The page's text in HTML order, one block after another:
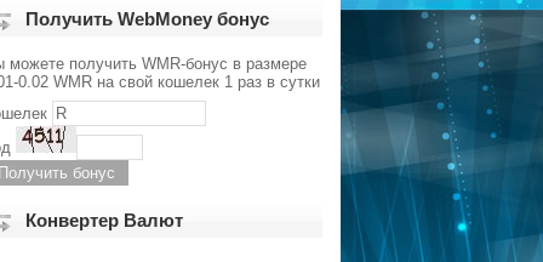
Получить WebMoney бонус
можете получить WMR-бонус в размере
0.02 WMR на свой кошелек 1 раз в сутки
Конвертер Валют